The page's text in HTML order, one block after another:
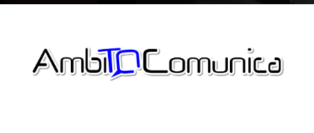
CON STRUMENTI CHE TOLGONO LAVORO E
SEMPLIFICHIAMO LE
COMUNICAZIONI